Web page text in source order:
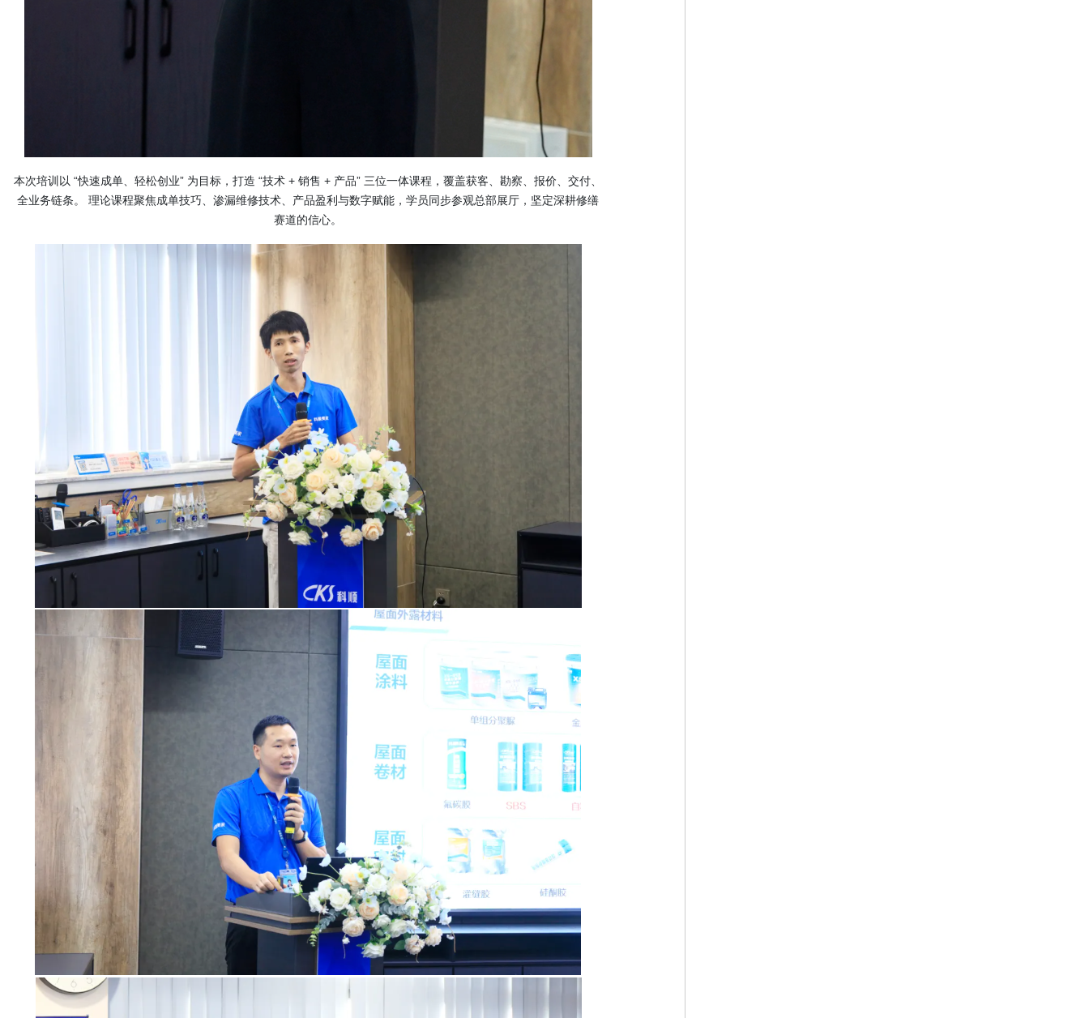
本次培训以 “快速成单、轻松创业” 为目标，打造 “技术 + 销售 + 产品” 三位一体课程，覆盖获客、勘察、报价、交付、
全业务链条。 理论课程聚焦成单技巧、渗漏维修技术、产品盈利与数字赋能，学员同步参观总部展厅，坚定深耕修缮
赛道的信心。